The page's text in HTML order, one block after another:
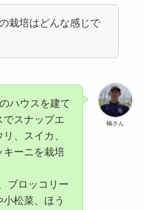
栽培はどんな感じで
楠さん
ハウスを建て
でスナップエ
、スイカ、
キーニを栽培
ブロッコリー
松菜、ほう